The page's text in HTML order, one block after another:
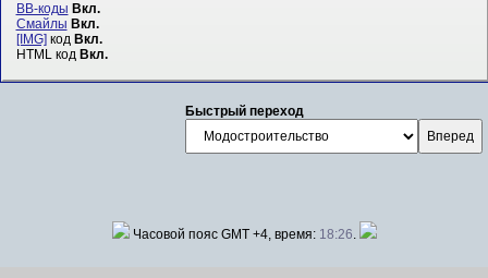
BB-коды Вкл.
Смайлы Вкл.
[IMG] код Вкл.
HTML код Вкл.
Быстрый переход
Часовой пояс GMT +4, время: 18:26